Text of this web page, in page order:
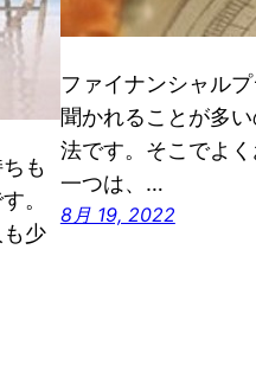
も
。
少
ファイナンシャルプ
聞かれることが多
法です。そこでよ
一つは、…
8月 19, 2022